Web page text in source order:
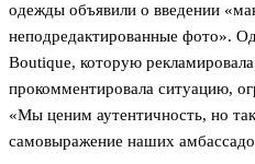
одежды объявили о введении
неподредактированные фото».
Boutique, которую
прокомментировала ситуацию,
«Мы ценим аутентичность, но
самовыражение наших